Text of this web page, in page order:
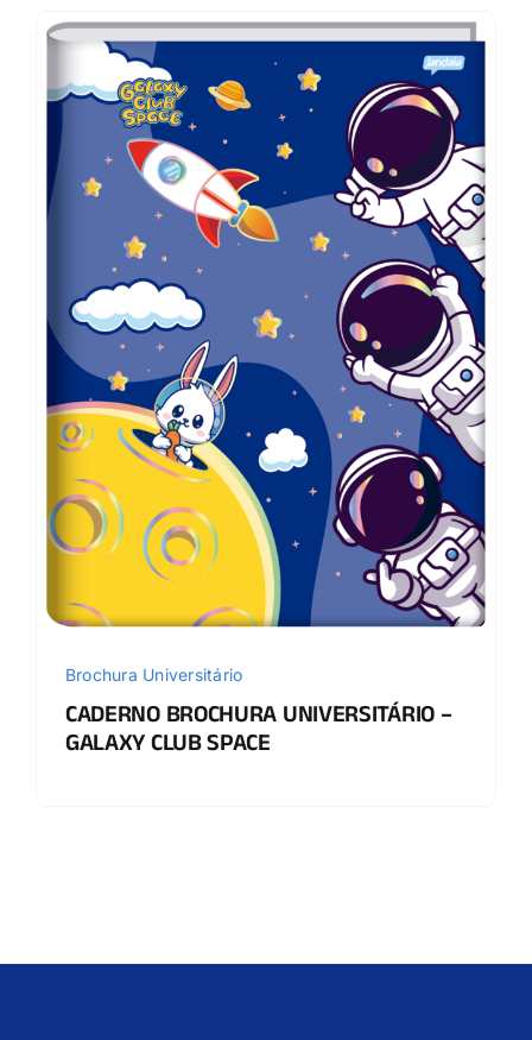
Brochura Universitário
CADERNO BROCHURA UNIVERSITÁRIO –
GALAXY CLUB SPACE